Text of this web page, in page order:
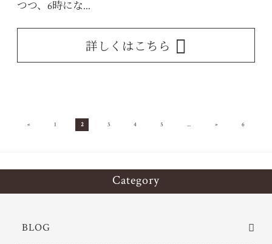
つつ、6時にな...
詳しくはこちら
« 1 2 3 4 5 ... » 6
Category
BLOG